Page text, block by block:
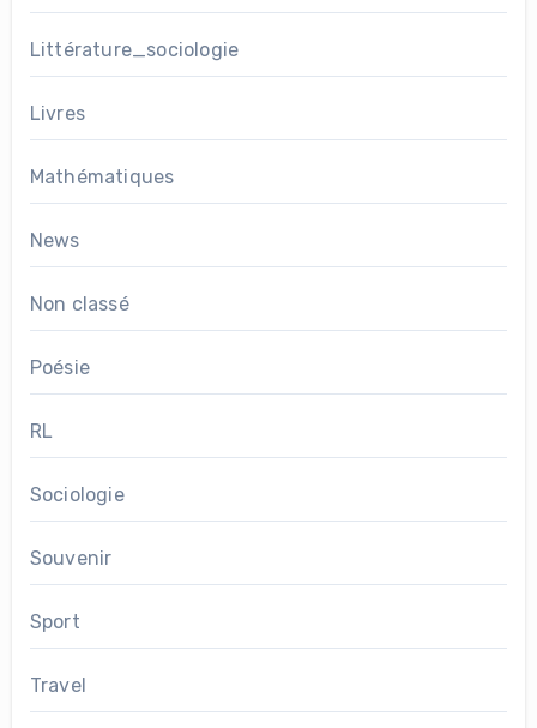
Littérature_sociologie
Livres
Mathématiques
News
Non classé
Poésie
RL
Sociologie
Souvenir
Sport
Travel